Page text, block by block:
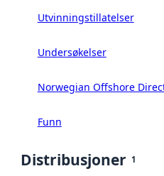
Utvinningstillatelser
Undersøkelser
Norwegian Offshore
Funn
Distribusjoner 1